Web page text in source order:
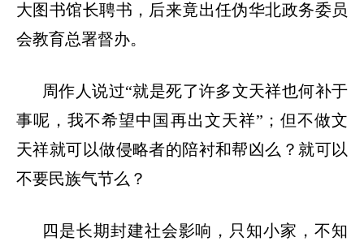
大图书馆长聘书，后来竟出任伪华北政务委员
会教育总署督办。
周作人说过“就是死了许多文天祥也何补于
事呢，我不希望中国再出文天祥”；但不做文
天祥就可以做侵略者的陪衬和帮凶么？就可以
不要民族气节么？
四是长期封建社会影响，只知小家，不知